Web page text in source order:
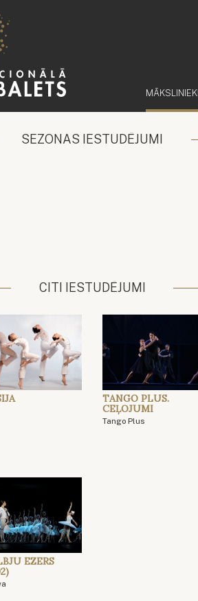
MĀKSLINIEKI
SEZONAS IESTUDĒJUMI
CITI IESTUDĒJUMI
TANGO PLUS.
CEĻOJUMI
Tango Plus
EZERS